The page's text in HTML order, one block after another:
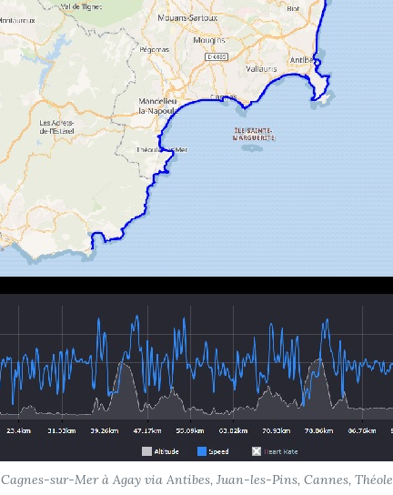
Cagnes-sur-Mer à Agay via Antibes, Juan-les-Pins, Cannes, Théole